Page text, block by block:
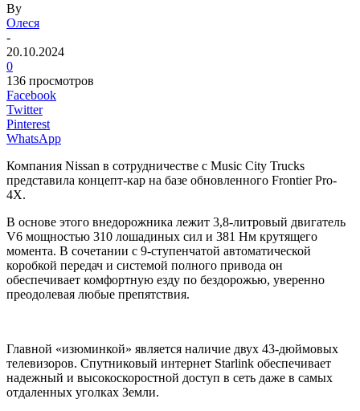
By
Олеся
-
20.10.2024
0
136 просмотров
Facebook
Twitter
Pinterest
WhatsApp
Компания Nissan в сотрудничестве с Music City Trucks
представила концепт-кар на базе обновленного Frontier Pro-
4X.
В основе этого внедорожника лежит 3,8-литровый двигатель
V6 мощностью 310 лошадиных сил и 381 Нм крутящего
момента. В сочетании с 9-ступенчатой автоматической
коробкой передач и системой полного привода он
обеспечивает комфортную езду по бездорожью, уверенно
преодолевая любые препятствия.
Главной «изюминкой» является наличие двух 43-дюймовых
телевизоров. Спутниковый интернет Starlink обеспечивает
надежный и высокоскоростной доступ в сеть даже в самых
отдаленных уголках Земли.